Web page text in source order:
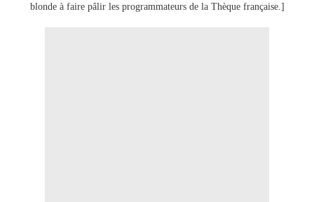
blonde à faire pâlir les programmateurs de la Thèque française.]